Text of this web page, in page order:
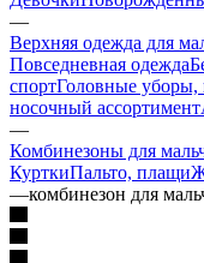
—
Верхняя одежда для
Повседневная одежда
спортГоловные
носочный ассортимент
—
Комбинезоны для
КурткиПальто, плащи
—комбинезон для